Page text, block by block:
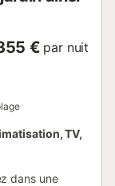
€ par nuit
TV,
dans une